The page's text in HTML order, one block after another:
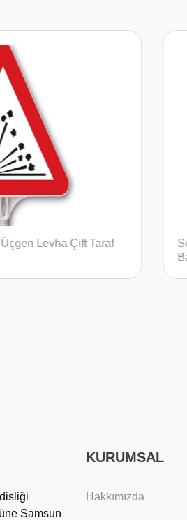
Yön Yuvarlak Ultra Levha Tek Taraf
Samsun
KURUMSAL
Hakkımızda